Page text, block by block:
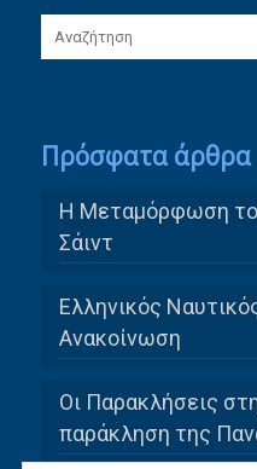
Πρόσφατα άρθρα
Η Μεταμόρφωση
Σάιντ
Ελληνικός
Ανακοίνωση
Οι Παρακλήσεις
παράκληση της